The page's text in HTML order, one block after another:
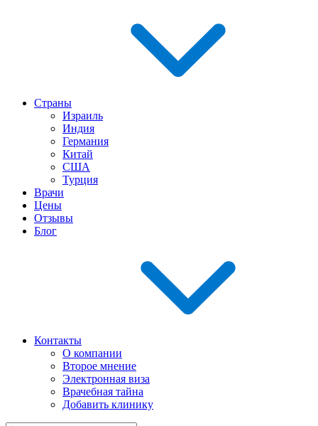
Страны
Израиль
Индия
Германия
Китай
США
Турция
Врачи
Цены
Отзывы
Блог
Контакты
О компании
Второе мнение
Электронная виза
Врачебная тайна
Добавить клинику